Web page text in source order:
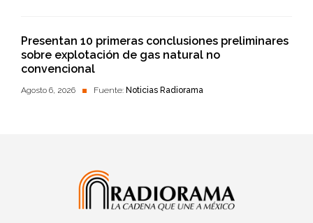
Presentan 10 primeras conclusiones preliminares
sobre explotación de gas natural no
convencional
Agosto 6, 2026 Fuente: Noticias Radiorama